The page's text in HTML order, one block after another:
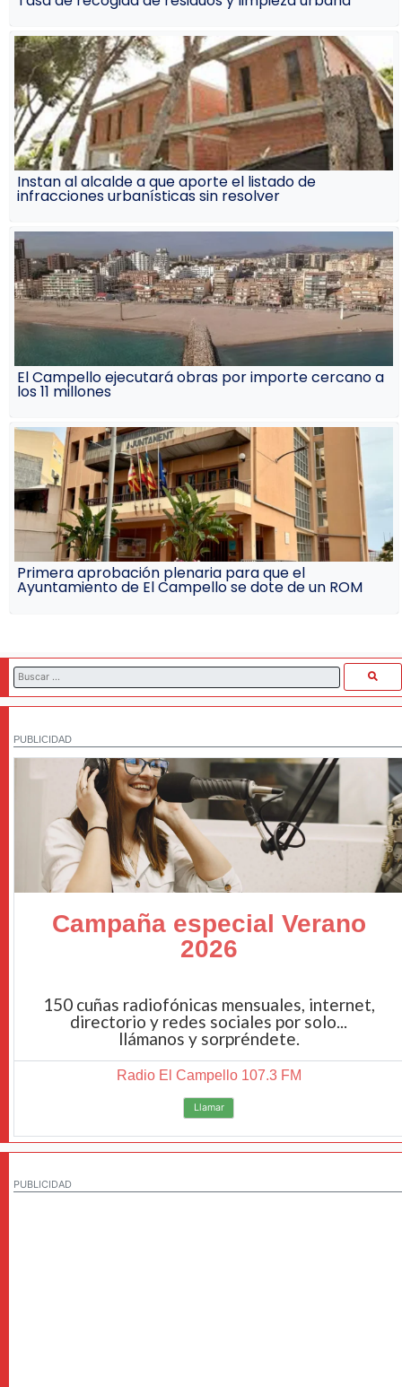
Instan al alcalde a que aporte el listado de
infracciones urbanísticas sin resolver
El Campello ejecutará obras por importe cercano a
los 11 millones
Primera aprobación plenaria para que el
Ayuntamiento de El Campello se dote de un ROM
PUBLICIDAD
Campaña especial Verano
2026
150 cuñas radiofónicas mensuales, internet,
directorio y redes sociales por solo...
llámanos y sorpréndete.
Radio El Campello 107.3 FM
Llamar
PUBLICIDAD